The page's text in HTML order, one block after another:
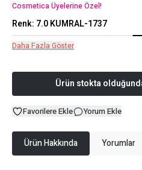
Cosmetica Üyelerine Özel!
Renk: 7.0 KUMRAL-1737
Daha Fazla Göster
Ürün stokta
Favorilere Ekle Yorum Ekle
Ürün Hakkında Yorumlar